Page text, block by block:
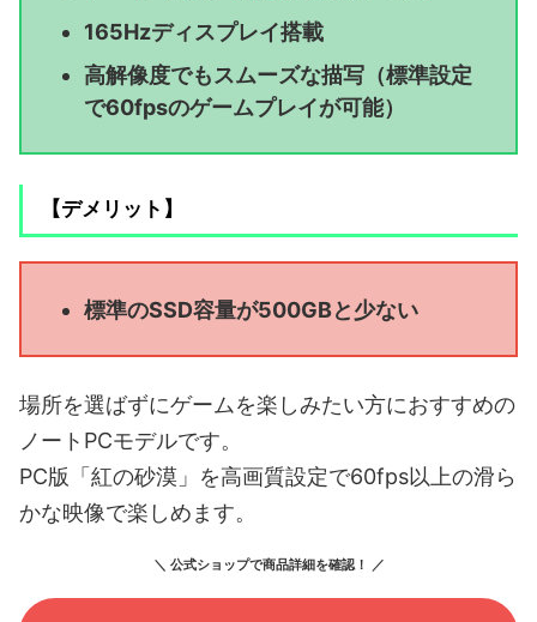
165Hzディスプレイ搭載
高解像度でもスムーズな描写（標準設定
で60fpsのゲームプレイが可能）
【デメリット】
標準のSSD容量が500GBと少ない
場所を選ばずにゲームを楽しみたい方におすすめの
ノートPCモデルです。
PC版「紅の砂漠」を高画質設定で60fps以上の滑ら
かな映像で楽しめます。
＼ 公式ショップで商品詳細を確認！ ／